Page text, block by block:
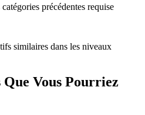
précédentes requise
similaires dans les niveaux
Vous Pourriez